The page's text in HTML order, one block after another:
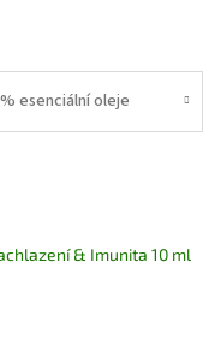
esenciální oleje
& Imunita 10 ml